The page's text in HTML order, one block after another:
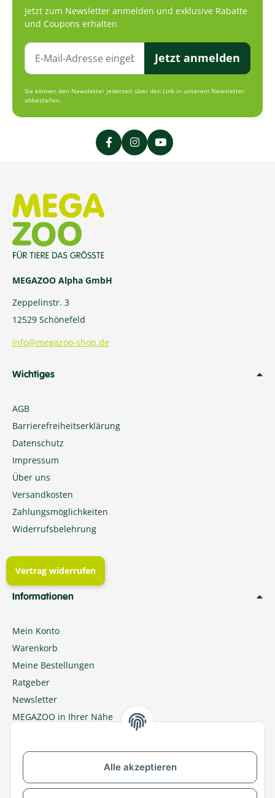
Alle akzeptieren
Jetzt zum Newsletter anmelden und exklusive Rabatte
und Coupons erhalten
Jetzt anmelden
Sie können den Newsletter jederzeit über den Link in unserem Newsletter
abbestellen.
MEGAZOO Alpha GmbH
Zeppelinstr. 3
12529 Schönefeld
info@megazoo-shop.de
Wichtiges
AGB
Barrierefreiheitserklärung
Datenschutz
Impressum
Über uns
Versandkosten
Zahlungsmöglichkeiten
Widerrufsbelehrung
Vertrag widerrufen
Informationen
Mein Konto
Warenkorb
Meine Bestellungen
Ratgeber
Newsletter
MEGAZOO in Ihrer Nähe
Zu MEGAZOO-nord.de wechseln
Versandpartner & Zahlungsmöglichkeiten